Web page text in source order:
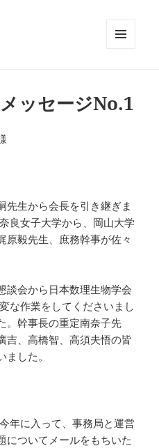
ッセージNo.1
生から会長を引き継ぎま
良女子大学から、岡山大学
原毅先生、庶務幹事が佐々
会から日本数理生物学会
な作業をしてくださいまし
。幹事長の重定南奈子先
吉、高橋智、高須夫悟の皆
した。
に入って、事務局と運営
についてメールをもちいた